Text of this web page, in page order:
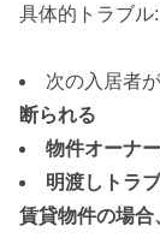
具体的トラブル:
次の入居者が
断られる
物件オーナ
明渡しトラ
賃貸物件の場